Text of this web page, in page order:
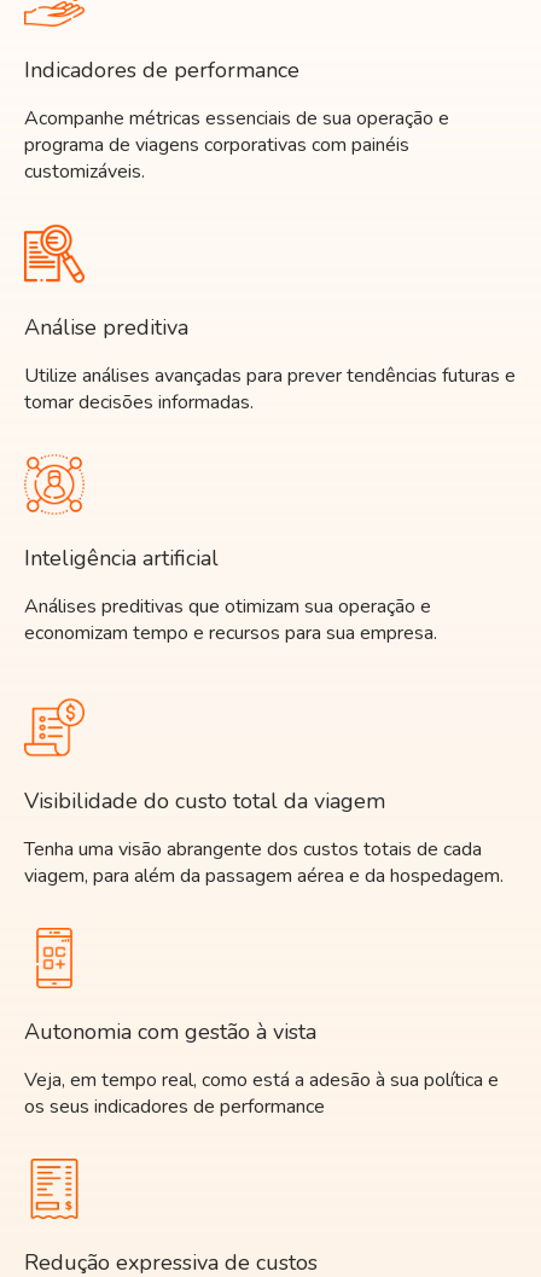
Indicadores de performance
Acompanhe métricas essenciais de sua operação e
programa de viagens corporativas com painéis
customizáveis.
Análise preditiva
Utilize análises avançadas para prever tendências futuras e
tomar decisões informadas.
Inteligência artificial
Análises preditivas que otimizam sua operação e
economizam tempo e recursos para sua empresa.
Visibilidade do custo total da viagem
Tenha uma visão abrangente dos custos totais de cada
viagem, para além da passagem aérea e da hospedagem.
Autonomia com gestão à vista
Veja, em tempo real, como está a adesão à sua política e
os seus indicadores de performance
Redução expressiva de custos